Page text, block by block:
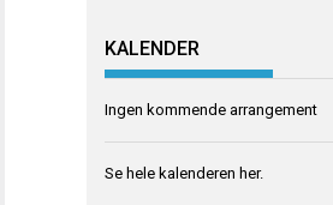
KALENDER
Ingen kommende arrangement
Se hele kalenderen her.